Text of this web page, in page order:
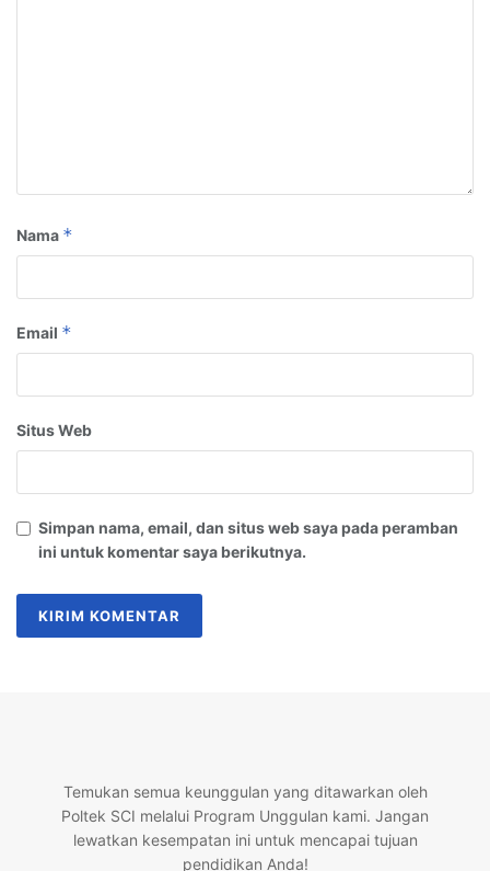
Nama *
Email *
Situs Web
Simpan nama, email, dan situs web saya pada peramban
ini untuk komentar saya berikutnya.
Temukan semua keunggulan yang ditawarkan oleh
Poltek SCI melalui Program Unggulan kami. Jangan
lewatkan kesempatan ini untuk mencapai tujuan
pendidikan Anda!